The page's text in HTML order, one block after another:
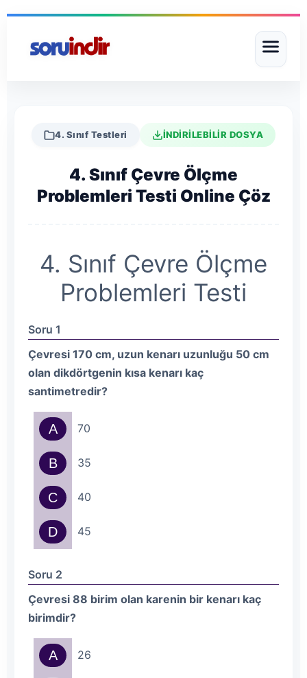
4. Sınıf Testleri İNDİRİLEBİLİR DOSYA
4. Sınıf Çevre Ölçme
Problemleri Testi Online Çöz
4. Sınıf Çevre Ölçme
Problemleri Testi
Soru 1
Çevresi 170 cm, uzun kenarı uzunluğu 50 cm
olan dikdörtgenin kısa kenarı kaç
santimetredir?
A 70
B 35
C 40
D 45
Soru 2
Çevresi 88 birim olan karenin bir kenarı kaç
birimdir?
A 26